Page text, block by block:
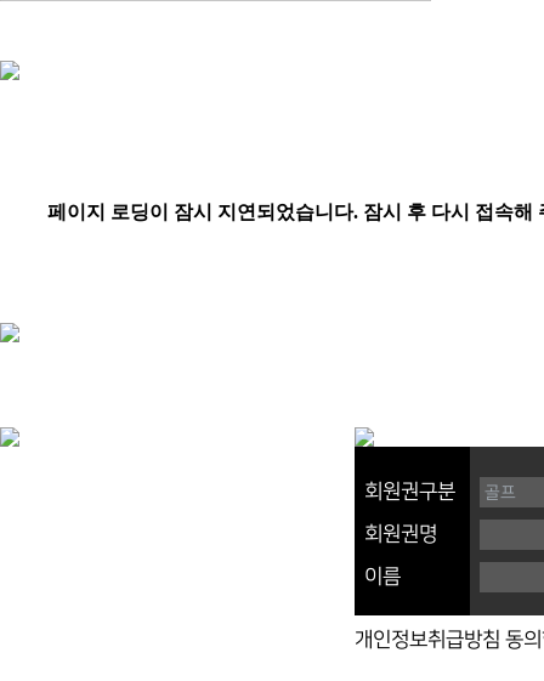
회원권구분
회원권명
이름
개인정보취급방침 동